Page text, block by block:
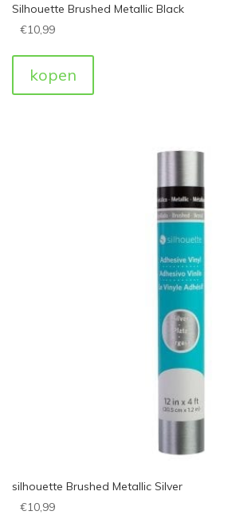
Silhouette Brushed Metallic Black
€10,99
kopen
silhouette Brushed Metallic Silver
€10,99